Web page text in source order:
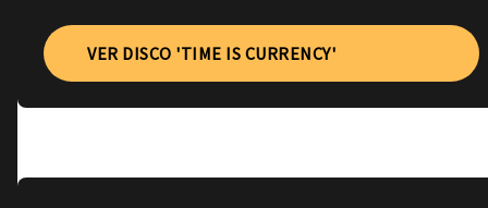
VER DISCO 'TIME IS CURRENCY'